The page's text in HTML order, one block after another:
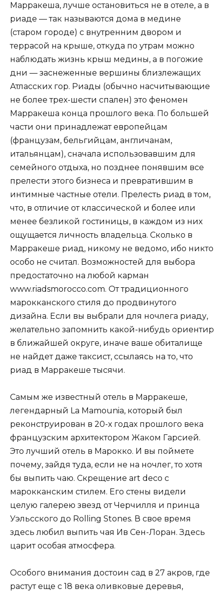
Марракеша, лучше остановиться не в отеле, а в
риаде — так называются дома в медине
(старом городе) с внутренним двором и
террасой на крыше, откуда по утрам можно
наблюдать жизнь крыш медины, а в погожие
дни — заснеженные вершины близлежащих
Атласских гор. Риады (обычно насчитывающие
не более трех-шести спален) это феномен
Марракеша конца прошлого века. По большей
части они принадлежат европейцам
(французам, бельгийцам, англичанам,
итальянцам), сначала использовавшим для
семейного отдыха, но позднее понявшим все
прелести этого бизнеса и превратившим в
интимные частные отели. Прелесть риад в том,
что, в отличие от классической и более или
менее безликой гостиницы, в каждом из них
ощущается личность владельца. Сколько в
Марракеше риад, никому не ведомо, ибо никто
особо не считал. Возможностей для выбора
предостаточно на любой карман
www.riadsmorocco.com. От традиционного
марокканского стиля до продвинутого
дизайна. Если вы выбрали для ночлега риаду,
желательно запомнить какой-нибудь ориентир
в ближайшей округе, иначе ваше обиталище
не найдет даже таксист, ссылаясь на то, что
риад в Марракеше тысячи.
Самым же известный отель в Марракеше,
легендарный La Mamounia, который был
реконструирован в 20-х годах прошлого века
французским архитектором Жаком Гарсией.
Это лучший отель в Марокко. И вы поймете
почему, зайдя туда, если не на ночлег, то хотя
бы выпить чаю. Скрещение аrt deco с
марокканским стилем. Его стены видели
целую галерею звезд от Черчилля и принца
Уэльсского до Rolling Stones. В свое время
здесь любил выпить чая Ив Сен-Лоран. Здесь
царит особая атмосфера.
Особого внимания достоин сад в 27 акров, где
растут еще с 18 века оливковые деревья,